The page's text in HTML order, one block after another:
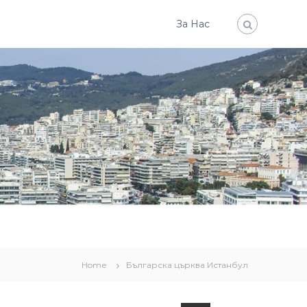
За Нас
Home Българска църква Истанбул